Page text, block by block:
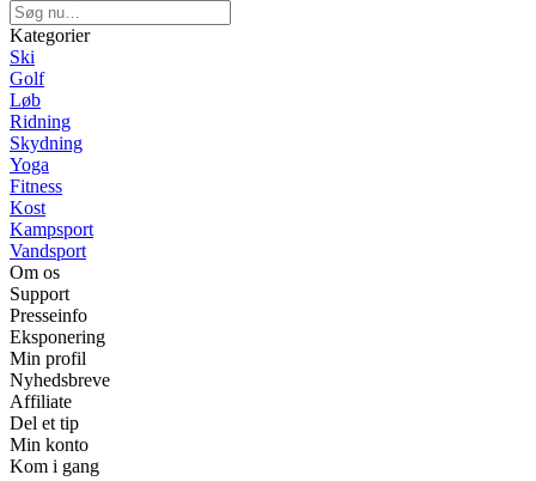
Kategorier
Ski
Golf
Løb
Ridning
Skydning
Yoga
Fitness
Kost
Kampsport
Vandsport
Om os
Support
Presseinfo
Eksponering
Min profil
Nyhedsbreve
Affiliate
Del et tip
Min konto
Kom i gang